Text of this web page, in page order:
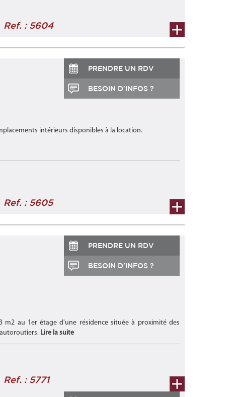
Ref. : 5604
PRENDRE UN RDV
BESOIN D'INFOS ?
intérieurs disponibles à la location.
Ref. : 5605
PRENDRE UN RDV
BESOIN D'INFOS ?
m2 au 1er étage d'une résidence située à proximité des
Lire la suite
Ref. : 5771